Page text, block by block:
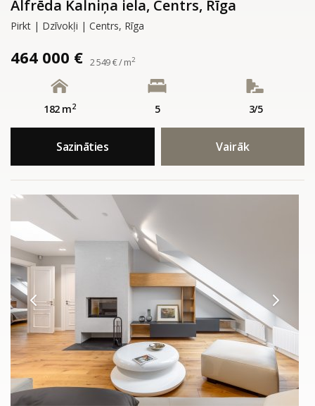
Alfrēda Kalniņa iela, Centrs, Rīga
Pirkt | Dzīvokļi | Centrs, Rīga
464 000 € 2 549 € / m2
182 m2 5 3/5
Sazināties Vairāk